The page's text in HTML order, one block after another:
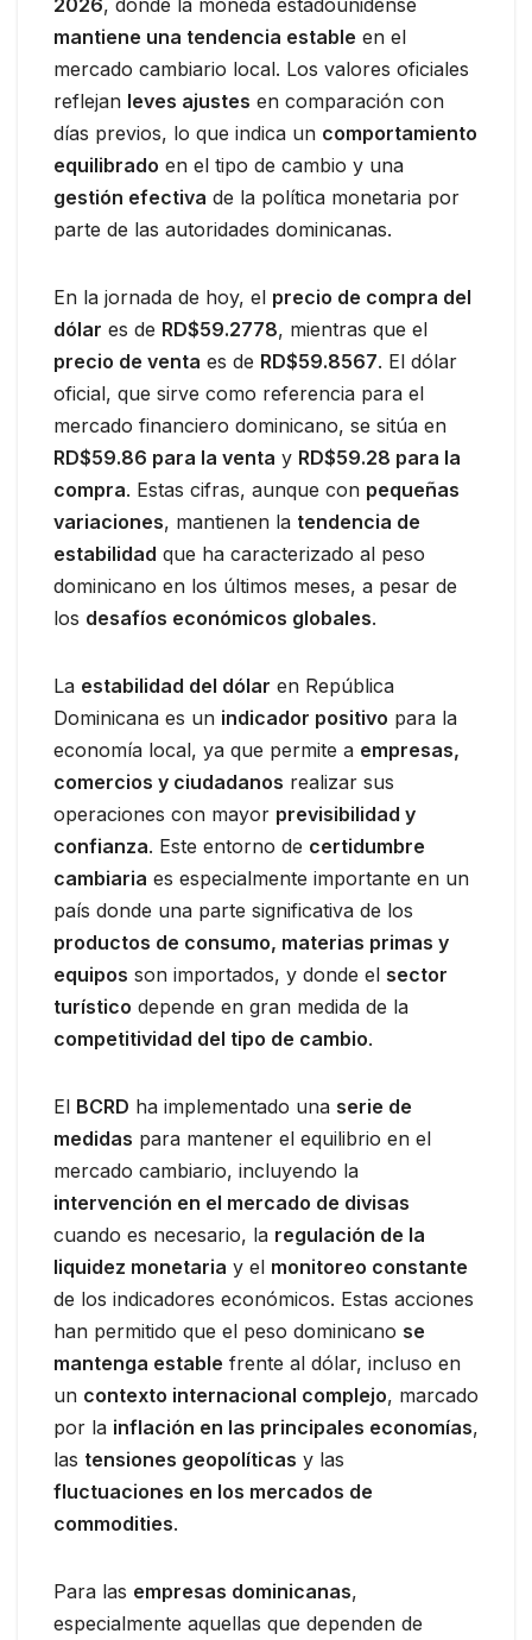
mantiene una tendencia estable en el
mercado cambiario local. Los valores oficiales
reflejan leves ajustes en comparación con
días previos, lo que indica un comportamiento
equilibrado en el tipo de cambio y una
gestión efectiva de la política monetaria por
parte de las autoridades dominicanas.
En la jornada de hoy, el precio de compra del
dólar es de RD$59.2778, mientras que el
precio de venta es de RD$59.8567. El dólar
oficial, que sirve como referencia para el
mercado financiero dominicano, se sitúa en
RD$59.86 para la venta y RD$59.28 para la
compra. Estas cifras, aunque con pequeñas
variaciones, mantienen la tendencia de
estabilidad que ha caracterizado al peso
dominicano en los últimos meses, a pesar de
los desafíos económicos globales.
La estabilidad del dólar en República
Dominicana es un indicador positivo para la
economía local, ya que permite a empresas,
comercios y ciudadanos realizar sus
operaciones con mayor previsibilidad y
confianza. Este entorno de certidumbre
cambiaria es especialmente importante en un
país donde una parte significativa de los
productos de consumo, materias primas y
equipos son importados, y donde el sector
turístico depende en gran medida de la
competitividad del tipo de cambio.
El BCRD ha implementado una serie de
medidas para mantener el equilibrio en el
mercado cambiario, incluyendo la
intervención en el mercado de divisas
cuando es necesario, la regulación de la
liquidez monetaria y el monitoreo constante
de los indicadores económicos. Estas acciones
han permitido que el peso dominicano se
mantenga estable frente al dólar, incluso en
un contexto internacional complejo, marcado
por la inflación en las principales economías,
las tensiones geopolíticas y las
fluctuaciones en los mercados de
commodities.
Para las empresas dominicanas,
especialmente aquellas que dependen de